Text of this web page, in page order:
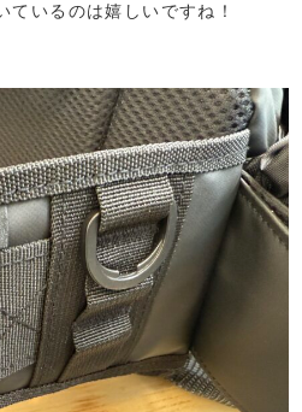
いるのは嬉しいですね！